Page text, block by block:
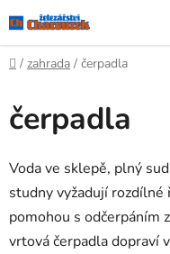
na
obsah
Domů
/ zahrada / čerpadla
čerpadla
Voda ve sklepě, plný
studny vyžadují rozdílné
pomohou s odčerpáním
vrtová čerpadla dopraví